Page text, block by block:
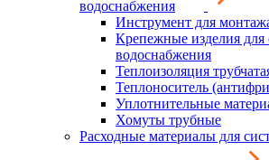
водоснабжения
Инструмент для
Крепежные изделия для
водоснабжения
Теплоизоляция
Теплоноситель
Уплотнительные
Хомуты трубные
Расходные материалы для